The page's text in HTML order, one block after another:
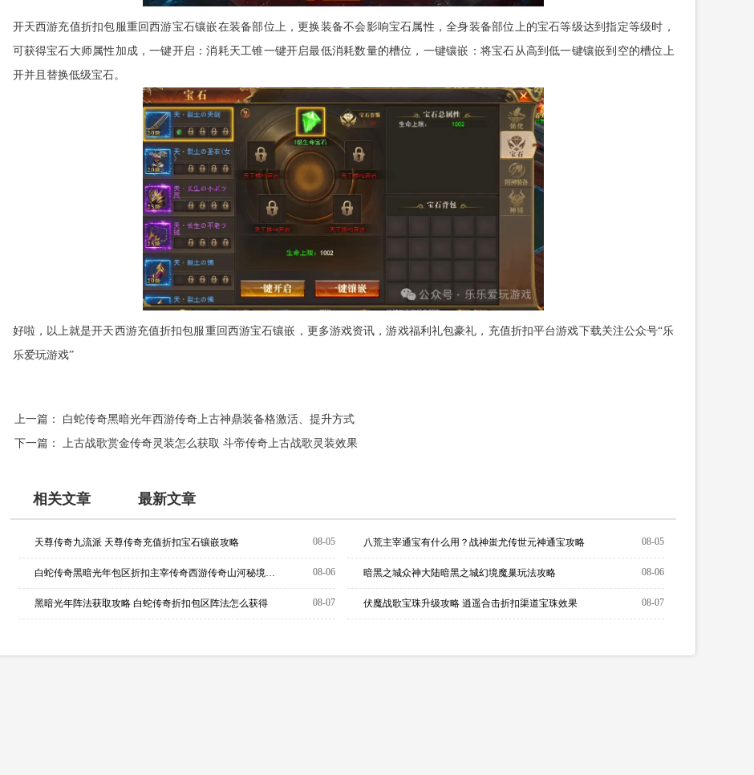
开天西游充值折扣包服重回西游宝石镶嵌在装备部位上，更换装备不会影响宝石属性，全身装备部位上的宝石等级达到指定等级时，
可获得宝石大师属性加成，一键开启：消耗天工锥一键开启最低消耗数量的槽位，一键镶嵌：将宝石从高到低一键镶嵌到空的槽位上
开并且替换低级宝石。
好啦，以上就是开天西游充值折扣包服重回西游宝石镶嵌，更多游戏资讯，游戏福利礼包豪礼，充值折扣平台游戏下载关注公众号“乐
乐爱玩游戏”
上一篇： 白蛇传奇黑暗光年西游传奇上古神鼎装备格激活、提升方式
下一篇：
上古战歌赏金传奇灵装怎么获取 斗帝传奇上古战歌灵装效果
相关文章 最新文章
08-05
天尊传奇九流派 天尊传奇充值折扣宝石镶嵌攻略 08-05
八荒主宰通宝有什么用？战神蚩尤传世元神通宝攻略
08-06 08-06
暗黑之城众神大陆暗黑之城幻境魔巢玩法攻略
08-07
黑暗光年阵法获取攻略 白蛇传奇折扣包区阵法怎么获得 08-07
伏魔战歌宝珠升级攻略 逍遥合击折扣渠道宝珠效果